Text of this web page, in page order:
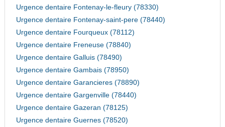
Urgence dentaire Fontenay-le-fleury (78330)
Urgence dentaire Fontenay-saint-pere (78440)
Urgence dentaire Fourqueux (78112)
Urgence dentaire Freneuse (78840)
Urgence dentaire Galluis (78490)
Urgence dentaire Gambais (78950)
Urgence dentaire Garancieres (78890)
Urgence dentaire Gargenville (78440)
Urgence dentaire Gazeran (78125)
Urgence dentaire Guernes (78520)